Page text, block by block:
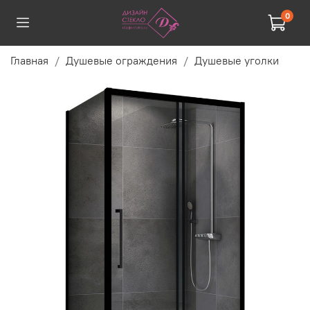
0
Главная Душевые ограждения Душевые уголки